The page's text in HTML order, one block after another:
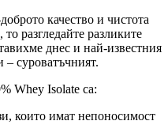
качество и чистота
разгледайте разликите
днес и най-известния
– суроватъчният.
Whey Isolate са:
които имат непоносимост